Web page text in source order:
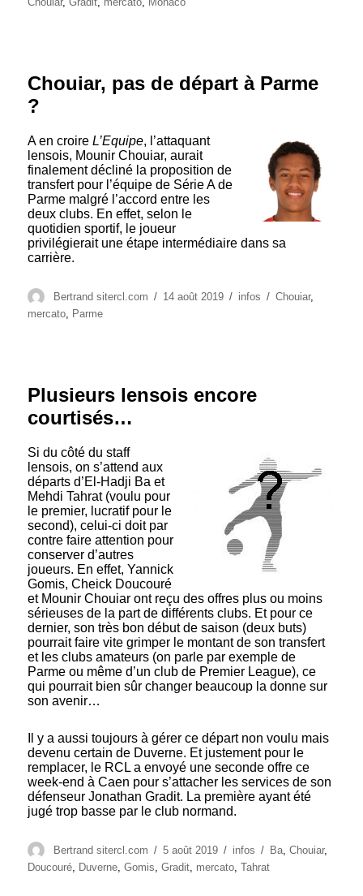
Chouiar, pas de départ à Parme
?
A en croireL’Equipe, l’attaquant
lensois, Mounir Chouiar, aurait
finalement décliné la proposition de
transfert pour l’équipe de Série A de
Parme malgré l’accord entre les
deux clubs. En effet, selon le
quotidien sportif, le joueur
privilégierait une étape intermédiaire dans sa
carrière.
Auteur
Bertrand sitercl.com
Publié
14 août 2019 Catégories
infos Étiquettes
Chouiar,
mercato, Parme
Plusieurs lensois encore
courtisés…
Si du côté du staff
lensois, on s’attend aux
départs d’El-Hadji Ba et
Mehdi Tahrat (voulu pour
le premier, lucratif pour le
second), celui-ci doit par
contre faire attention pour
conserver d’autres
joueurs. En effet, Yannick
Gomis, Cheick Doucouré
et Mounir Chouiar ont reçu des offres plus ou moins
sérieuses de la part de différents clubs. Et pour ce
dernier, son très bon début de saison (deux buts)
pourrait faire vite grimper le montant de son transfert
et les clubs amateurs (on parle par exemple de
Parme ou même d’un club de Premier League), ce
qui pourrait bien sûr changer beaucoup la donne sur
son avenir…
Il y a aussi toujours à gérer ce départ non voulu mais
devenu certain de Duverne. Et justement pour le
remplacer, le RCL a envoyé une seconde offre ce
week-end à Caen pour s’attacher les services de son
défenseur Jonathan Gradit. La première ayant été
jugé trop basse par le club normand.
Auteur
Bertrand sitercl.com
Publié
le
5 août 2019 Catégories
infos Étiquettes
Ba ,Chouiar,
Doucouré, Duverne,Gomis,Gradit, mercato,Tahrat